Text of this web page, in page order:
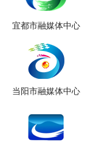
宜都市融媒体中心
当阳市融媒体中心